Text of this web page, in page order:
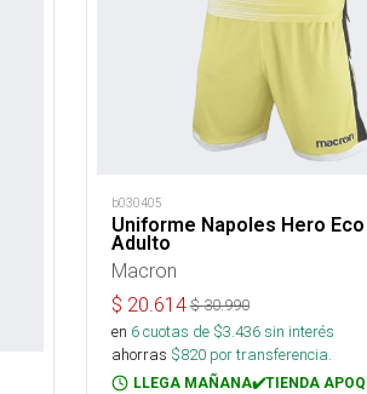
b030405
Uniforme Napoles Hero
Adulto
Macron
$ 20.614 $30.990
en 6cuotas de $3.436sin interés
ahorras $820por transferencia.
LLEGA MAÑANA✔️TIENDA